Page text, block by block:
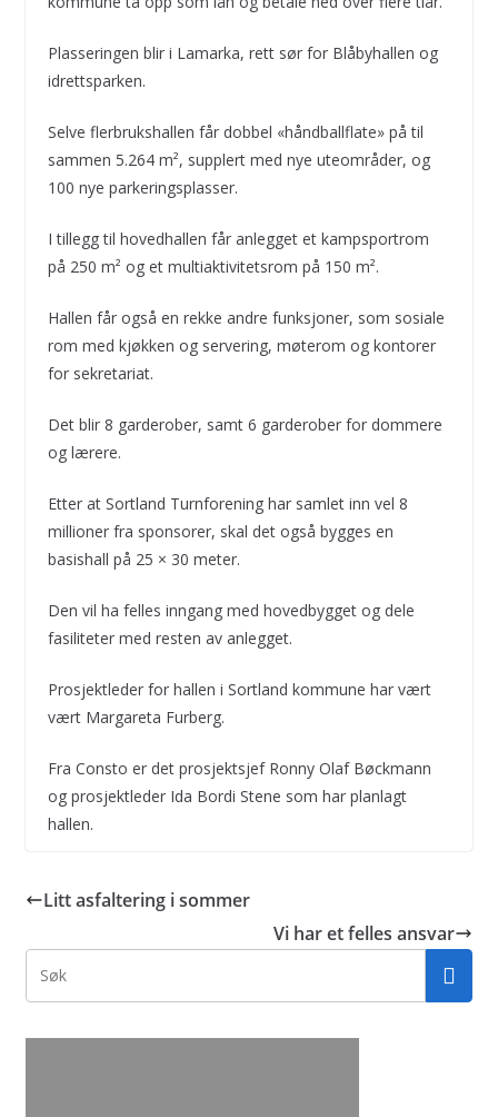
Plasseringen blir i Lamarka, rett sør for Blåbyhallen og
idrettsparken.
Selve flerbrukshallen får dobbel «håndballflate» på til
sammen 5.264 m², supplert med nye uteområder, og
100 nye parkeringsplasser.
I tillegg til hovedhallen får anlegget et kampsportrom
på 250 m² og et multiaktivitetsrom på 150 m².
Hallen får også en rekke andre funksjoner, som sosiale
rom med kjøkken og servering, møterom og kontorer
for sekretariat.
Det blir 8 garderober, samt 6 garderober for dommere
og lærere.
Etter at Sortland Turnforening har samlet inn vel 8
millioner fra sponsorer, skal det også bygges en
basishall på 25 × 30 meter.
Den vil ha felles inngang med hovedbygget og dele
fasiliteter med resten av anlegget.
Prosjektleder for hallen i Sortland kommune har vært
vært Margareta Furberg.
Fra Consto er det prosjektsjef Ronny Olaf Bøckmann
og prosjektleder Ida Bordi Stene som har planlagt
hallen.
Litt asfaltering i sommer
Vi har et felles ansvar